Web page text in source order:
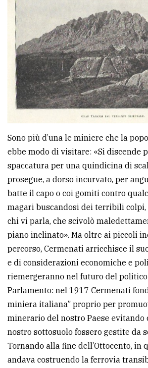
Sono più d’una le miniere che la
ebbe modo di visitare: «Si discende
spaccatura per una quindicina di
prosegue, a dorso incurvato, per
batte il capo o coi gomiti contro
magari buscandosi dei terribili colpi,
chi vi parla, che scivolò
piano inclinato». Ma oltre ai piccoli
percorso, Cermenati arricchisce il
e di considerazioni economiche e
riemergeranno nel futuro del
Parlamento: nel 1917 Cermenati
miniera italiana” proprio per
minerario del nostro Paese evitando
nostro sottosuolo fossero gestite da
Tornando alla fine dell’Ottocento, in
andava costruendo la ferrovia